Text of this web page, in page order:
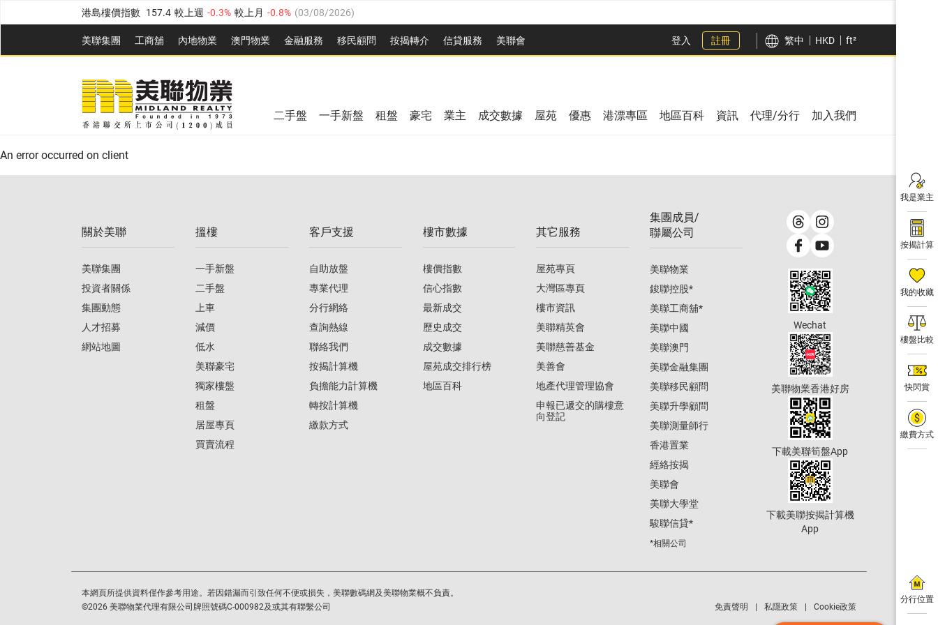
港島樓價指數 157.4 較上週 -0.3% 較上月 -0.8% (03/08/2026)
九龍樓價指數 156.4 較上週 -0.1% 較上月 0.3% (03/08/2026)
新界樓價指數 134.8 較上週 0.1% 較上月 0.9% (03/08/2026)
美聯信心指數 77.1 較上週 0.7% 較上月
美聯集團 工商舖 內地物業 澳門物業 金融服務 移民顧問 按揭轉介 信貸服務 美聯會
全港樓價指數 149.1 較上週 0% 較上月
美聯信心指數 較上週 0.7% 03/08/2026)
登入 註冊 繁中 HKD ft²
我是業主
按揭計算
我的收藏
樓盤比較
快閃賞
繳費方式
分行位置
二手盤 一手新盤 租盤 豪宅 業主 成交數據 屋苑 優惠 港漂專區 地區百科 資訊 代理/分行 加入我們
An error occurred on client
關於美聯
美聯集團
投資者關係
集團動態
人才招募
網站地圖
搵樓
一手新盤
二手盤
上車
減價
低水
美聯豪宅
獨家樓盤
租盤
居屋專頁
買賣流程
客戶支援
自助放盤
專業代理
分行網絡
查詢熱線
聯絡我們
按揭計算機
負擔能力計算機
轉按計算機
繳款方式
樓市數據
樓價指數
信心指數
最新成交
歷史成交
成交數據
屋苑成交排行榜
地區百科
其它服務
屋苑專頁
大灣區專頁
樓市資訊
美聯精英會
美聯慈善基金
美善會
地產代理管理協會
申報已遞交的購樓意
向登記
集團成員/
聯屬公司
美聯物業
鋑聯控股*
美聯工商舖*
美聯中國
美聯澳門
美聯金融集團
美聯移民顧問
美聯升學顧問
美聯測量師行
香港置業
經絡按揭
美聯會
美聯大學堂
駿聯信貸*
*相關公司
Wechat
美聯物業香港好房
下載美聯筍盤App
下載美聯按揭計算機
App
本網頁所提供資料僅作參考用途。若因錯漏而引致任何不便或損失，美聯數碼網及美聯物業概不負責。
©2026 美聯物業代理有限公司牌照號碼C-000982及或其有聯繫公司 免責聲明 私隱政策 Cookie政策